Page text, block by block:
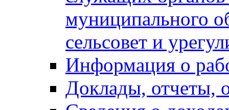
муниципального
сельсовет и
Информация о
Доклады, отчеты,